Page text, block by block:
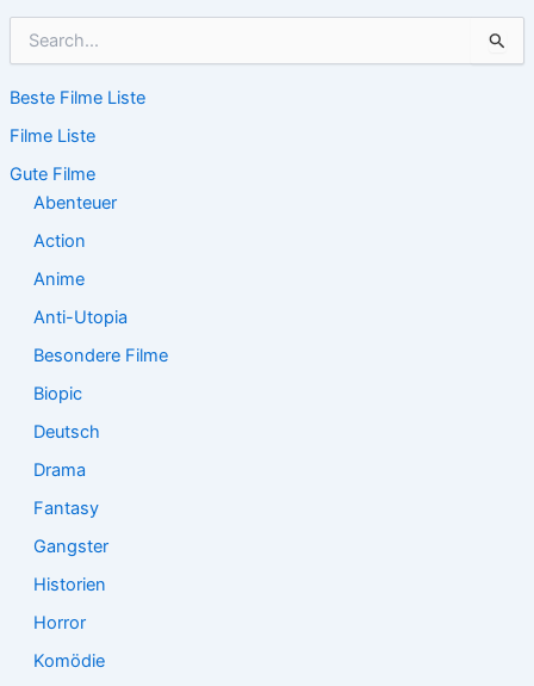
h
n
n
Beste Filme Liste
Filme Liste
Gute Filme
Abenteuer
Action
Anime
Anti-Utopia
Besondere Filme
Biopic
Deutsch
Drama
Fantasy
Gangster
Historien
Horror
Komödie